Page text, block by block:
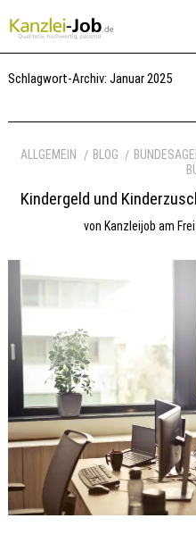
Schlagwort-Archiv:Januar 2025
ALLGEMEIN BLOG
Kindergeld und
von Kanzleijob am